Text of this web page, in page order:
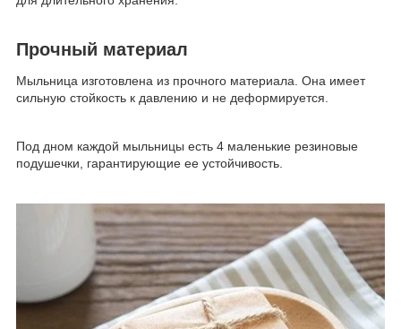
Прочный материал
Мыльница изготовлена из прочного материала. Она имеет
сильную стойкость к давлению и не деформируется.
Под дном каждой мыльницы есть 4 маленькие резиновые
подушечки, гарантирующие ее устойчивость.